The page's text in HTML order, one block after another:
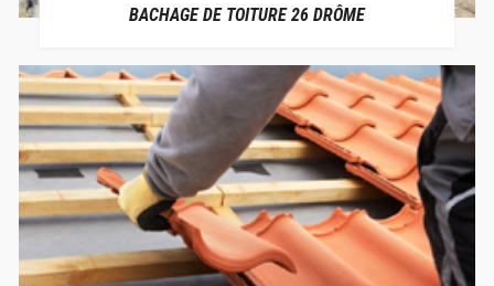
BACHAGE DE TOITURE 26 DRÔME